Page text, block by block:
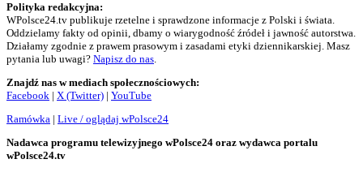
Polityka redakcyjna:
WPolsce24.tv publikuje rzetelne i sprawdzone informacje z Polski i świata.
Oddzielamy fakty od opinii, dbamy o wiarygodność źródeł i jawność autorstwa.
Działamy zgodnie z prawem prasowym i zasadami etyki dziennikarskiej. Masz
pytania lub uwagi? Napisz do nas.
Znajdź nas w mediach społecznościowych:
Facebook | X (Twitter) | YouTube
Ramówka | Live / oglądaj wPolsce24
Nadawca programu telewizyjnego wPolsce24 oraz wydawca portalu
wPolsce24.tv